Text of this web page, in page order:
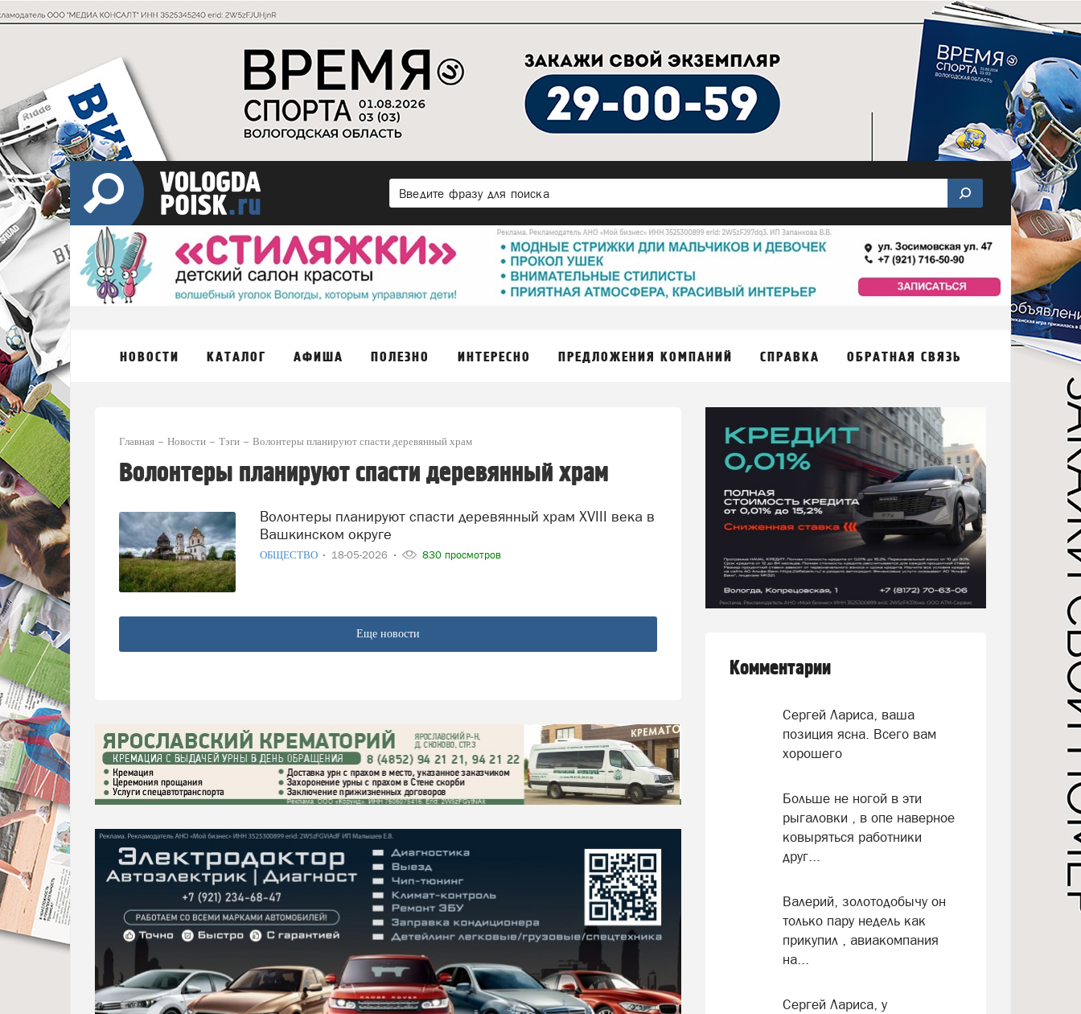
НОВОСТИ КАТАЛОГ АФИША ПОЛЕЗНО ИНТЕРЕСНО ПРЕДЛОЖЕНИЯ КОМПАНИЙ СПРАВКА ОБРАТНАЯ СВЯЗЬ
Главная Новости Тэги Волонтеры планируют спасти деревянный храм
Волонтеры планируют спасти деревянный храм
Волонтеры планируют спасти деревянный храм XVIII века в
Вашкинском округе
ОБЩЕСТВО 18-05-2026 830 просмотров
Еще новости
Комментарии
Сергей Лариса, ваша
позиция ясна. Всего вам
хорошего
Больше не ногой в эти
рыгаловки , в опе наверное
ковыряться работники
друг...
Валерий, золотодобычу он
только пару недель как
прикупил , авиакомпания
на...
Сергей Лариса, у